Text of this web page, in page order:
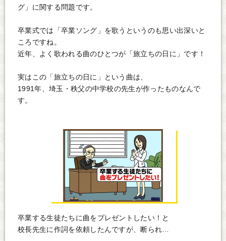
グ」に関する問題です。
卒業式では「卒業ソング」を歌うというのも思い出深いと
ころですね。
近年、よく歌われる曲のひとつが「旅立ちの日に」です！
実はこの「旅立ちの日に」という曲は、
1991年、埼玉・秩父の中学校の先生が作ったものなんで
す。
卒業する生徒たちに曲をプレゼントしたい！と
校長先生に作詞を依頼したんですが、断られ…